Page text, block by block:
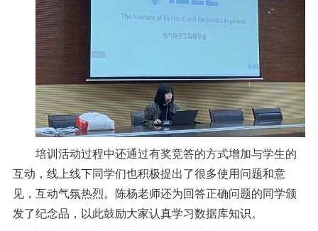
培训活动过程中还通过有奖竞答的方式增加与学生的
互动，线上线下同学们也积极提出了很多使用问题和意
见，互动气氛热烈。陈杨老师还为回答正确问题的同学颁
发了纪念品，以此鼓励大家认真学习数据库知识。